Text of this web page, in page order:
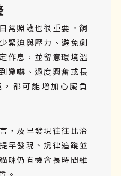
常照護也很重要。飼
緊迫與壓力、避免劇
作息，並留意環境溫
驚嚇、過度興奮或長
都可能增加心臟負
，及早發現往往比治
早發現、規律追蹤並
咪仍有機會長時間維